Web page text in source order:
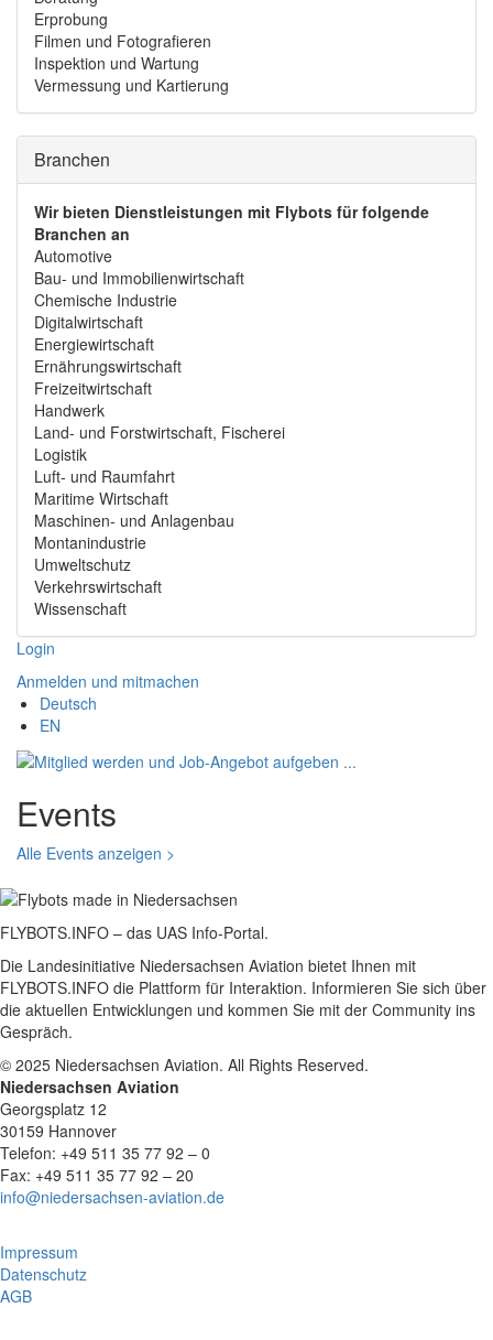
Erprobung
Filmen und Fotografieren
Inspektion und Wartung
Vermessung und Kartierung
Branchen
Wir bieten Dienstleistungen mit Flybots für folgende
Branchen an
Automotive
Bau- und Immobilienwirtschaft
Chemische Industrie
Digitalwirtschaft
Energiewirtschaft
Ernährungswirtschaft
Freizeitwirtschaft
Handwerk
Land- und Forstwirtschaft, Fischerei
Logistik
Luft- und Raumfahrt
Maritime Wirtschaft
Maschinen- und Anlagenbau
Montanindustrie
Umweltschutz
Verkehrswirtschaft
Wissenschaft
Login
Anmelden und mitmachen
Deutsch
EN
Events
Alle Events anzeigen >
FLYBOTS.INFO – das UAS Info-Portal.
Die Landesinitiative Niedersachsen Aviation bietet Ihnen mit
FLYBOTS.INFO die Plattform für Interaktion. Informieren Sie sich über
die aktuellen Entwicklungen und kommen Sie mit der Community ins
Gespräch.
© 2025 Niedersachsen Aviation. All Rights Reserved.
Niedersachsen Aviation
Georgsplatz 12
30159 Hannover
Telefon: +49 511 35 77 92 – 0
Fax: +49 511 35 77 92 – 20
info@niedersachsen-aviation.de
Impressum
Datenschutz
AGB